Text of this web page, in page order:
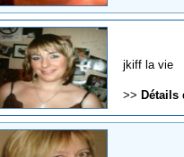
jkiff la vie
>> Détails